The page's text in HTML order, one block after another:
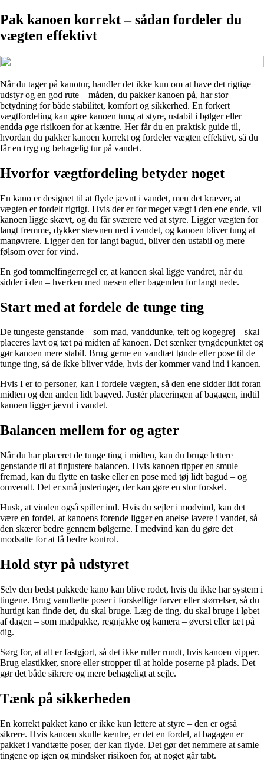
Pak kanoen korrekt – sådan fordeler du
vægten effektivt
Når du tager på kanotur, handler det ikke kun om at have det rigtige
udstyr og en god rute – måden, du pakker kanoen på, har stor
betydning for både stabilitet, komfort og sikkerhed. En forkert
vægtfordeling kan gøre kanoen tung at styre, ustabil i bølger eller
endda øge risikoen for at kæntre. Her får du en praktisk guide til,
hvordan du pakker kanoen korrekt og fordeler vægten effektivt, så du
får en tryg og behagelig tur på vandet.
Hvorfor vægtfordeling betyder noget
En kano er designet til at flyde jævnt i vandet, men det kræver, at
vægten er fordelt rigtigt. Hvis der er for meget vægt i den ene ende, vil
kanoen ligge skævt, og du får sværere ved at styre. Ligger vægten for
langt fremme, dykker stævnen ned i vandet, og kanoen bliver tung at
manøvrere. Ligger den for langt bagud, bliver den ustabil og mere
følsom over for vind.
En god tommelfingerregel er, at kanoen skal ligge vandret, når du
sidder i den – hverken med næsen eller bagenden for langt nede.
Start med at fordele de tunge ting
De tungeste genstande – som mad, vanddunke, telt og kogegrej – skal
placeres lavt og tæt på midten af kanoen. Det sænker tyngdepunktet og
gør kanoen mere stabil. Brug gerne en vandtæt tønde eller pose til de
tunge ting, så de ikke bliver våde, hvis der kommer vand ind i kanoen.
Hvis I er to personer, kan I fordele vægten, så den ene sidder lidt foran
midten og den anden lidt bagved. Justér placeringen af bagagen, indtil
kanoen ligger jævnt i vandet.
Balancen mellem for og agter
Når du har placeret de tunge ting i midten, kan du bruge lettere
genstande til at finjustere balancen. Hvis kanoen tipper en smule
fremad, kan du flytte en taske eller en pose med tøj lidt bagud – og
omvendt. Det er små justeringer, der kan gøre en stor forskel.
Husk, at vinden også spiller ind. Hvis du sejler i modvind, kan det
være en fordel, at kanoens forende ligger en anelse lavere i vandet, så
den skærer bedre gennem bølgerne. I medvind kan du gøre det
modsatte for at få bedre kontrol.
Hold styr på udstyret
Selv den bedst pakkede kano kan blive rodet, hvis du ikke har system i
tingene. Brug vandtætte poser i forskellige farver eller størrelser, så du
hurtigt kan finde det, du skal bruge. Læg de ting, du skal bruge i løbet
af dagen – som madpakke, regnjakke og kamera – øverst eller tæt på
dig.
Sørg for, at alt er fastgjort, så det ikke ruller rundt, hvis kanoen vipper.
Brug elastikker, snore eller stropper til at holde poserne på plads. Det
gør det både sikrere og mere behageligt at sejle.
Tænk på sikkerheden
En korrekt pakket kano er ikke kun lettere at styre – den er også
sikrere. Hvis kanoen skulle kæntre, er det en fordel, at bagagen er
pakket i vandtætte poser, der kan flyde. Det gør det nemmere at samle
tingene op igen og mindsker risikoen for, at noget går tabt.